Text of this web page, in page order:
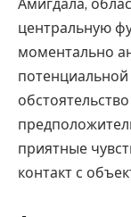
Амигдала,
центральную
моментально
потенциальной
приятные
контакт с